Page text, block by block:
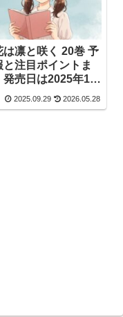
は凛と咲く 20巻 予
と注目ポイントま
発売日は2025年10
2025.09.29 2026.05.28